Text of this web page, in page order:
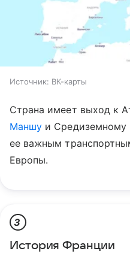
Источник: ВК-карты
Страна имеет выход к
Маншу и Средиземному
ее важным
Европы.
3
История Франции